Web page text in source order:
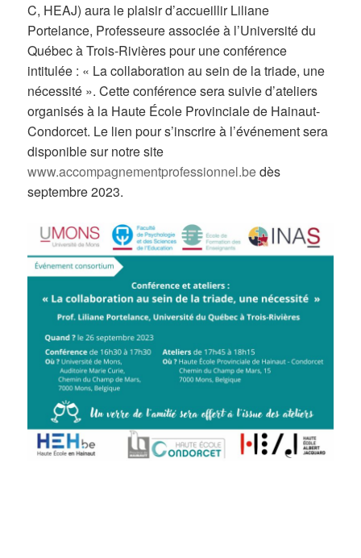
C, HEAJ) aura le plaisir d’accueillir Liliane
Portelance, Professeure associée à l’Université du
Québec à Trois-Rivières pour une conférence
intitulée : « La collaboration au sein de la triade, une
nécessité ». Cette conférence sera suivie d’ateliers
organisés à la Haute École Provinciale de Hainaut-
Condorcet. Le lien pour s’inscrire à l’événement sera
disponible sur notre site
www.accompagnementprofessionnel.bedès
septembre 2023.